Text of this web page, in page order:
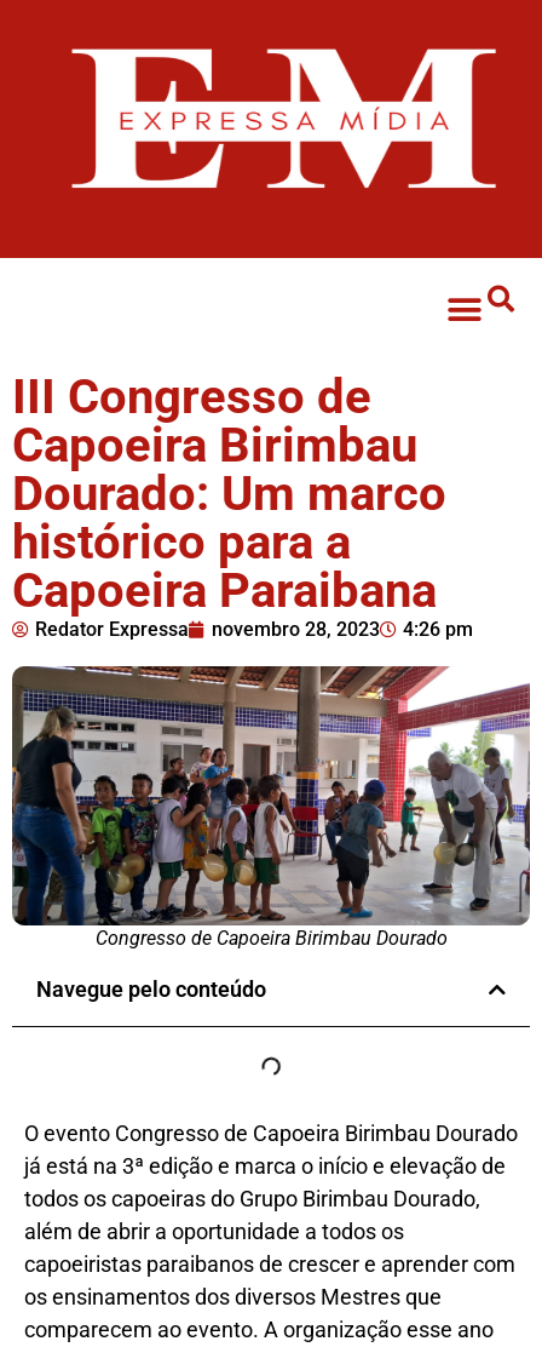
III Congresso de
Capoeira Birimbau
Dourado: Um marco
histórico para a
Capoeira Paraibana
Redator Expressa novembro 28, 2023 4:26 pm
Congresso de Capoeira Birimbau Dourado
Navegue pelo conteúdo
O evento Congresso de Capoeira Birimbau Dourado
já está na 3ª edição e marca o início e elevação de
todos os capoeiras do Grupo Birimbau Dourado,
além de abrir a oportunidade a todos os
capoeiristas paraibanos de crescer e aprender com
os ensinamentos dos diversos Mestres que
comparecem ao evento. A organização esse ano